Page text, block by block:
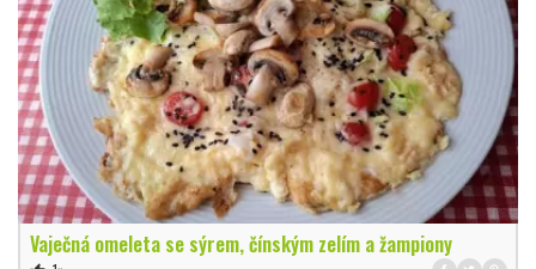
Vaječná omeleta se sýrem, čínským zelím a žampiony